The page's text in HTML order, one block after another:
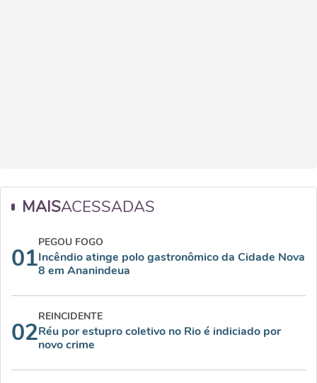
MAISACESSADAS
01
PEGOU FOGO
Incêndio atinge polo gastronômico da Cidade Nova
8 em Ananindeua
02
REINCIDENTE
Réu por estupro coletivo no Rio é indiciado por
novo crime